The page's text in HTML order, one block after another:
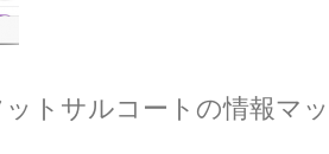
トサルコートの情報マ